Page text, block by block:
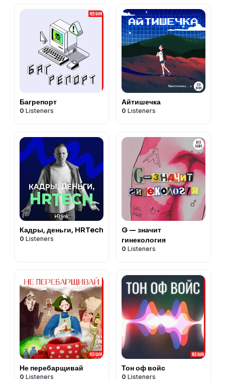
Багрепорт
0 Listeners
Айтишечка
0 Listeners
Кадры, деньги, HRTech
0 Listeners
G — значит
гинекология
0 Listeners
Не перебарщивай
0 Listeners
Тон оф войс
0 Listeners